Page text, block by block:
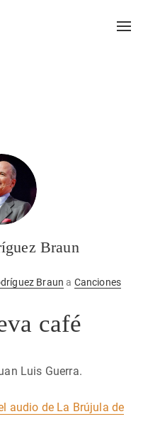
Braun
Braun a Canciones
café
Luis Guerra.
audio de La Brújula de